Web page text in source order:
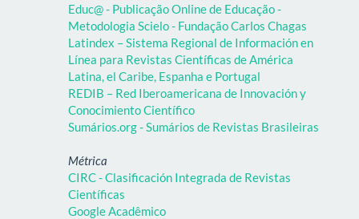
Educ@ - Publicação Online de Educação -
Metodologia Scielo - Fundação Carlos Chagas
Latindex – Sistema Regional de Información en
Línea para Revistas Científicas de América
Latina, el Caribe, Espanha e Portugal
REDIB – Red Iberoamericana de Innovación y
Conocimiento Científico
Sumários.org - Sumários de Revistas Brasileiras
Métrica
CIRC - Clasificación Integrada de Revistas
Científicas
Google Acadêmico